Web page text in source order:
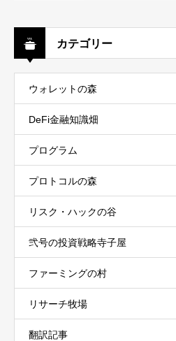
カテゴリー
ウォレットの森
DeFi金融知識畑
プログラム
プロトコルの森
リスク・ハックの谷
弐号の投資戦略寺子屋
ファーミングの村
リサーチ牧場
翻訳記事